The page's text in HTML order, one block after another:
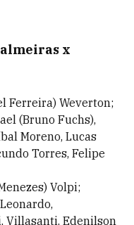
x
Ferreira) Weverton;
(Bruno Fuchs),
Moreno, Lucas
Torres, Felipe
Volpi;
Villasanti, Edenilson